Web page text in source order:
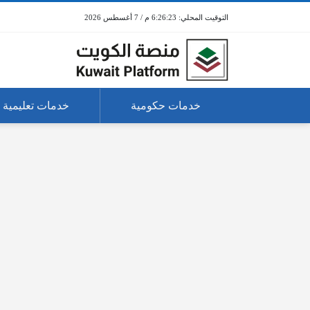
6:26:23 م / 7 أغسطس 2026
خدمات حكومية خدمات تعليمية